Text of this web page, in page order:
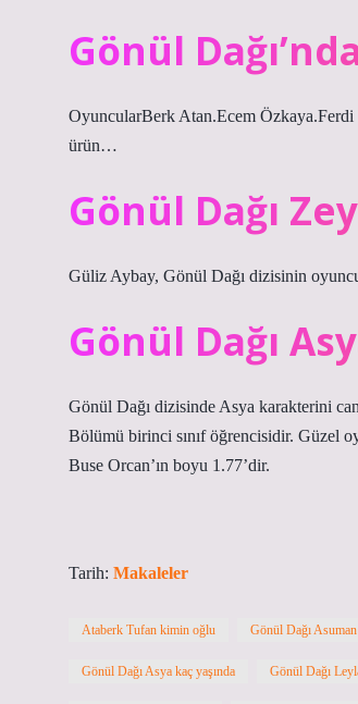
Gönül
OyuncularBerk Atan.Ecem
ürün…
Gönül Dağı
Güliz Aybay, Gönül Dağı dizisinin
Gönül Dağı
Gönül Dağı dizisinde Asya karakterini
Bölümü birinci sınıf öğrencisidir. Güzel
Buse Orcan’ın boyu 1.77’dir.
Tarih: Makaleler
Ataberk Tufan kimin oğlu Gönül Dağı
Gönül Dağı Asya kaç yaşında Gönül Dağı